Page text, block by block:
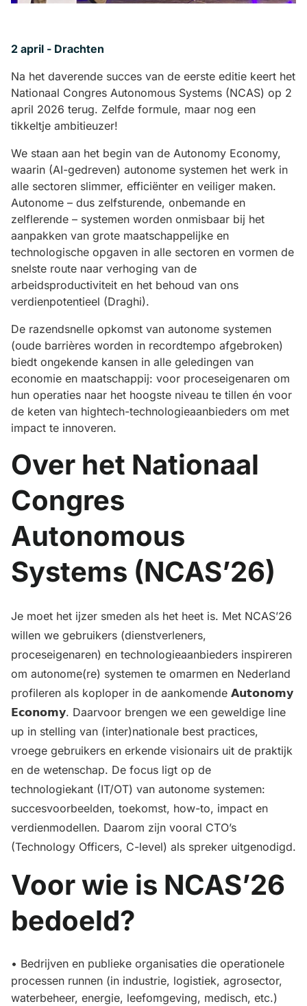
2 april - Drachten
Na het daverende succes van de eerste editie keert het
Nationaal Congres Autonomous Systems (NCAS) op 2
april 2026 terug. Zelfde formule, maar nog een
tikkeltje ambitieuzer!
We staan aan het begin van de Autonomy Economy,
waarin (AI-gedreven) autonome systemen het werk in
alle sectoren slimmer, efficiënter en veiliger maken.
Autonome – dus zelfsturende, onbemande en
zelflerende – systemen worden onmisbaar bij het
aanpakken van grote maatschappelijke en
technologische opgaven in alle sectoren en vormen de
snelste route naar verhoging van de
arbeidsproductiviteit en het behoud van ons
verdienpotentieel (Draghi).
De razendsnelle opkomst van autonome systemen
(oude barrières worden in recordtempo afgebroken)
biedt ongekende kansen in alle geledingen van
economie en maatschappij: voor proceseigenaren om
hun operaties naar het hoogste niveau te tillen én voor
de keten van hightech-technologieaanbieders om met
impact te innoveren.
Over het Nationaal
Congres
Autonomous
Systems (NCAS’26)
Je moet het ijzer smeden als het heet is. Met NCAS’26
willen we gebruikers (dienstverleners,
proceseigenaren) en technologieaanbieders inspireren
om autonome(re) systemen te omarmen en Nederland
profileren als koploper in de aankomende 𝗔𝘂𝘁𝗼𝗻𝗼𝗺𝘆
𝗘𝗰𝗼𝗻𝗼𝗺𝘆. Daarvoor brengen we een geweldige line
up in stelling van (inter)nationale best practices,
vroege gebruikers en erkende visionairs uit de praktijk
en de wetenschap. De focus ligt op de
technologiekant (IT/OT) van autonome systemen:
succesvoorbeelden, toekomst, how-to, impact en
verdienmodellen. Daarom zijn vooral CTO’s
(Technology Officers, C-level) als spreker uitgenodigd.
Voor wie is NCAS’26
bedoeld?
• Bedrijven en publieke organisaties die operationele
processen runnen (in industrie, logistiek, agrosector,
waterbeheer, energie, leefomgeving, medisch, etc.)